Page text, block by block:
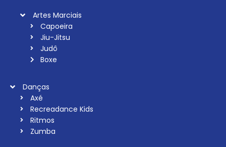
Artes Marciais
Capoeira
Jiu-Jitsu
Judô
Boxe
Danças
Axé
Recreadance Kids
Ritmos
Zumba